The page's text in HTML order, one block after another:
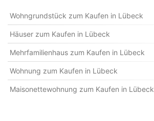
Wohngrundstück zum Kaufen in Lübeck
Häuser zum Kaufen in Lübeck
Mehrfamilienhaus zum Kaufen in Lübeck
Wohnung zum Kaufen in Lübeck
Maisonettewohnung zum Kaufen in Lübeck